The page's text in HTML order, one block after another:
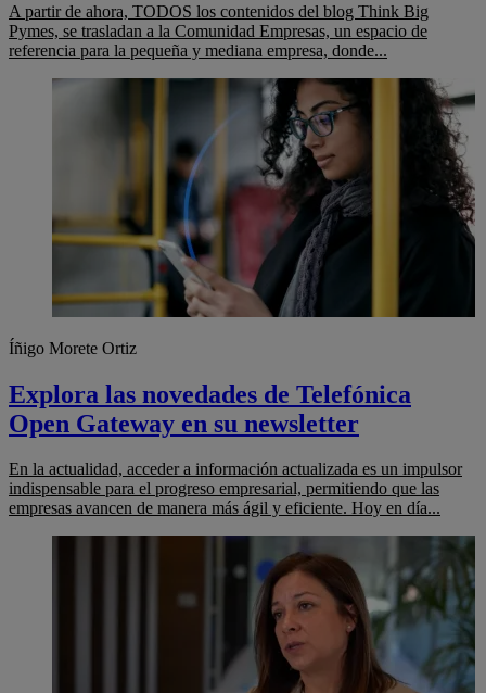
A partir de ahora, TODOS los contenidos del blog Think Big
Pymes, se trasladan a la Comunidad Empresas, un espacio de
referencia para la pequeña y mediana empresa, donde...
Íñigo Morete Ortiz
Explora las novedades de Telefónica
Open Gateway en su newsletter
En la actualidad, acceder a información actualizada es un impulsor
indispensable para el progreso empresarial, permitiendo que las
empresas avancen de manera más ágil y eficiente. Hoy en día...